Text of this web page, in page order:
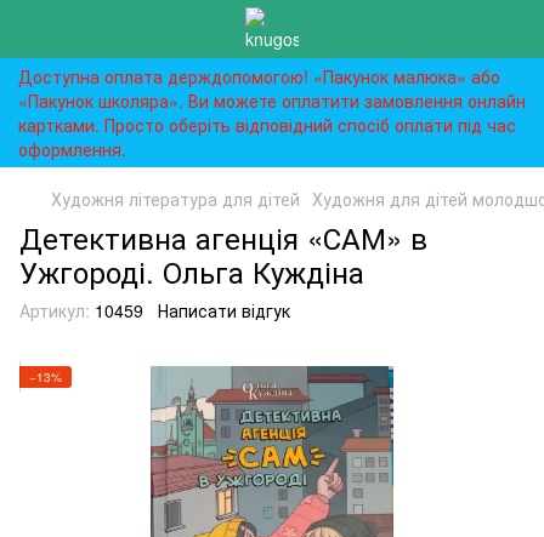
Доступна оплата держдопомогою! «Пакунок малюка» або
«Пакунок школяра». Ви можете оплатити замовлення онлайн
картками. Просто оберіть відповідний спосіб оплати під час
оформлення.
Художня література для дітей Художня для дітей
Детективна агенція «САМ» в
Ужгороді. Ольга Куждіна
Артикул: 10459 Написати відгук
−13%